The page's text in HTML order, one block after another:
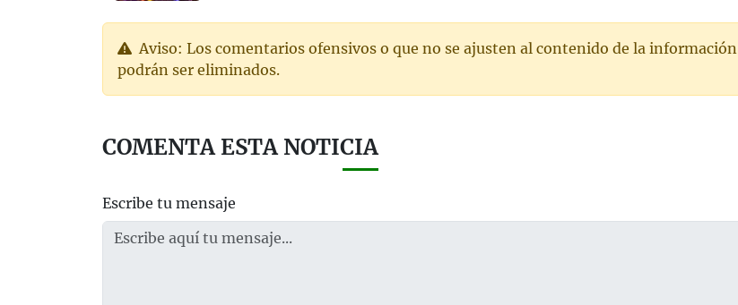
Aviso: Los comentarios ofensivos o que no se ajusten al contenido de la información
podrán ser eliminados.
COMENTA ESTA NOTICIA
Escribe tu mensaje